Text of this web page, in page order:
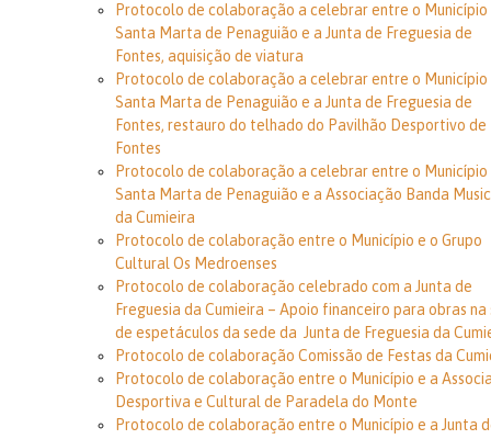
Protocolo de colaboração a celebrar entre o Município
Santa Marta de Penaguião e a Junta de Freguesia de
Fontes, aquisição de viatura
Protocolo de colaboração a celebrar entre o Município
Santa Marta de Penaguião e a Junta de Freguesia de
Fontes, restauro do telhado do Pavilhão Desportivo de
Fontes
Protocolo de colaboração a celebrar entre o Município
Santa Marta de Penaguião e a Associação Banda
da Cumieira
Protocolo de colaboração entre o Município e o Grupo
Cultural Os Medroenses
Protocolo de colaboração celebrado com a Junta de
Freguesia da Cumieira – Apoio financeiro para obras na
de espetáculos da sede da Junta de Freguesia da
Protocolo de colaboração Comissão de Festas da
Protocolo de colaboração entre o Município e a
Desportiva e Cultural de Paradela do Monte
Protocolo de colaboração entre o Município e a Junta